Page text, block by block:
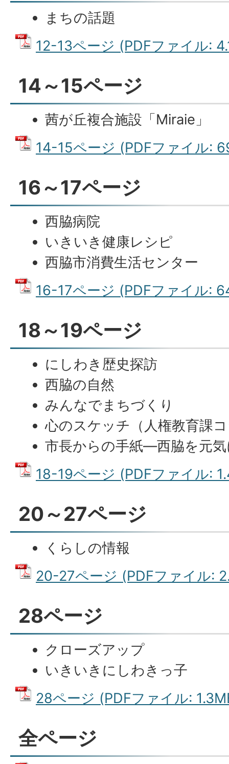
まちの話題
12-13ページ (PDFファイル:
14～15ページ
茜が丘複合施設「Miraie」
14-15ページ (PDFファイル:
16～17ページ
西脇病院
いきいき健康レシピ
西脇市消費生活センター
16-17ページ (PDFファイル:
18～19ページ
にしわき歴史探訪
西脇の自然
みんなでまちづくり
心のスケッチ（人権教育課
市長からの手紙―西脇を元
18-19ページ (PDFファイル:
20～27ページ
くらしの情報
20-27ページ (PDFファイル:
28ページ
クローズアップ
いきいきにしわきっ子
28ページ (PDFファイル:
全ページ